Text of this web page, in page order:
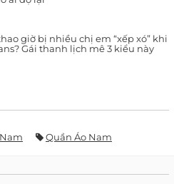
giờ bị nhiều chị em “xếp xó” khi
Gái thanh lịch mê 3 kiểu này
Quần Áo Nam